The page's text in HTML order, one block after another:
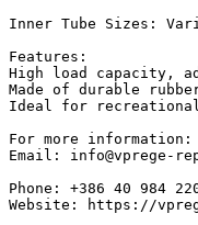
Inner Tube Sizes:
Features:
High load capacity,
Made of durable
Ideal for
For more information:
Email: info@vprege-
Phone: +386 40 984
Website: https://